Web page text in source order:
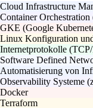
Cloud Infrastructure
Container Orchestration
GKE (Google
Linux Konfiguration
Internetprotokolle
Software Defined
Automatisierung von
Observability Systeme
Docker
Terraform